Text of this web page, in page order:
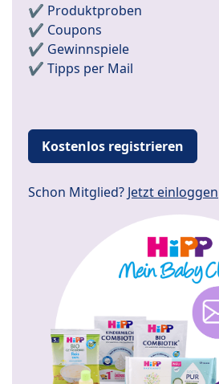
✔️ Produktproben
✔️ Coupons
✔️ Gewinnspiele
✔️ Tipps per Mail
Kostenlos registrieren
Schon Mitglied? Jetzt einloggen